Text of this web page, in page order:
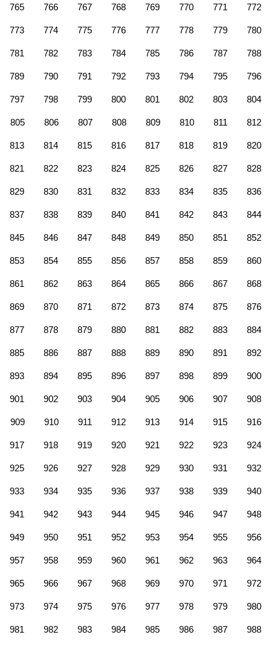
765 766 767 768 769 770 771 772
773 774 775 776 777 778 779 780
781 782 783 784 785 786 787 788
789 790 791 792 793 794 795 796
797 798 799 800 801 802 803 804
805 806 807 808 809 810 811 812
813 814 815 816 817 818 819 820
821 822 823 824 825 826 827 828
829 830 831 832 833 834 835 836
837 838 839 840 841 842 843 844
845 846 847 848 849 850 851 852
853 854 855 856 857 858 859 860
861 862 863 864 865 866 867 868
869 870 871 872 873 874 875 876
877 878 879 880 881 882 883 884
885 886 887 888 889 890 891 892
893 894 895 896 897 898 899 900
901 902 903 904 905 906 907 908
909 910 911 912 913 914 915 916
917 918 919 920 921 922 923 924
925 926 927 928 929 930 931 932
933 934 935 936 937 938 939 940
941 942 943 944 945 946 947 948
949 950 951 952 953 954 955 956
957 958 959 960 961 962 963 964
965 966 967 968 969 970 971 972
973 974 975 976 977 978 979 980
981 982 983 984 985 986 987 988